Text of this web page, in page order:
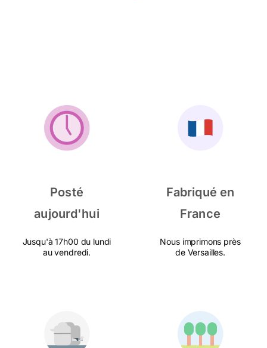
Posté
aujourd'hui
Jusqu'à 17h00 du lundi
au vendredi.
Fabriqué en
France
Nous imprimons près
de Versailles.